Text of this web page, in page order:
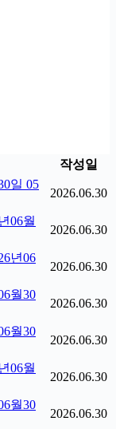
작성일
일 05
2026.06.30
06월
2026.06.30
년06
2026.06.30
월30
2026.06.30
월30
2026.06.30
06월
2026.06.30
월30
2026.06.30